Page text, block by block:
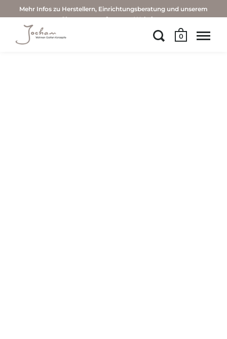
0
Mehr Infos zu Herstellern, Einrichtungsberatung und unserem
Showroom auf unserer Website →